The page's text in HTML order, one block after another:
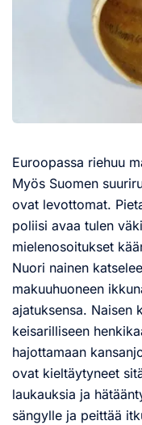
Euroopassa riehuu
Myös Suomen
ovat levottomat.
poliisi avaa tulen
mielenosoitukset
Nuori nainen
makuuhuoneen
ajatuksensa. Naisen
keisarilliseen
hajottamaan
ovat kieltäytyneet
laukauksia ja
sängylle ja peittää